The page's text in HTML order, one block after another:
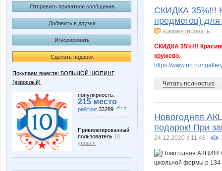
Отправить приватное сообщение
Добавить в друзья
Игнорировать
Сделать подарок
Покупаем вместе: БОЛЬШОЙ ШОПИНГ
(взрослый)
популярность:
215 место
рейтинг 33289 +6 ↑ ?
Привилегированный
пользователь 10
уровня
Leksa_
Mari1234
СКИДКА 35%!!!
предметов)
комментировать
СКИДКА 35%!!!
кружево.
https://www.nn.ru/
Читать полностью
Новогодняя
подарок! При
24.12.2020 в 11:48